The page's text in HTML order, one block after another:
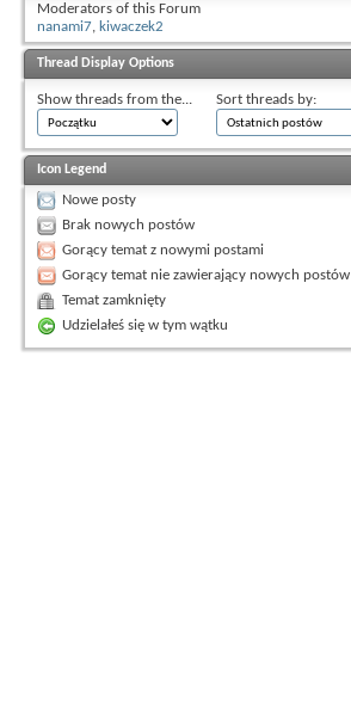
Moderators of this Forum
nanami7, kiwaczek2
Thread Display Options
Show threads from the... Sort threads by:
Icon Legend
Nowe posty
Brak nowych postów
Gorący temat z nowymi postami
Gorący temat nie zawierający nowych postów
Temat zamknięty
Udzielałeś się w tym wątku